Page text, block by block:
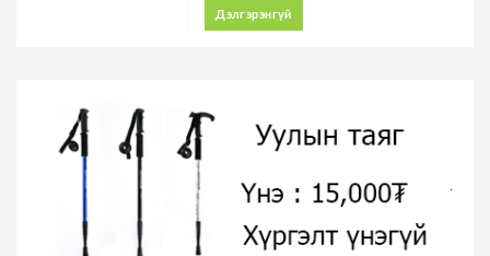
Дэлгэрэнгүй